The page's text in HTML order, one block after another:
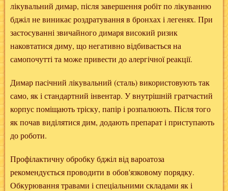
лікувальний димар, після завершення робіт по лікуванню
бджіл не виникає роздратування в бронхах і легенях. При
застосуванні звичайного димаря високий ризик
наковтатися диму, що негативно відбивається на
самопочутті та може привести до алергічної реакції.
Димар пасічний лікувальний (сталь) використовують так
само, як і стандартний інвентар. У внутрішній гратчастий
корпус поміщають тріску, папір і розпалюють. Після того
як почав виділятися дим, додають препарат і приступають
до роботи.
Профілактичну обробку бджіл від вароатоза
рекомендується проводити в обов'язковому порядку.
Обкурювання травами і спеціальними складами як і